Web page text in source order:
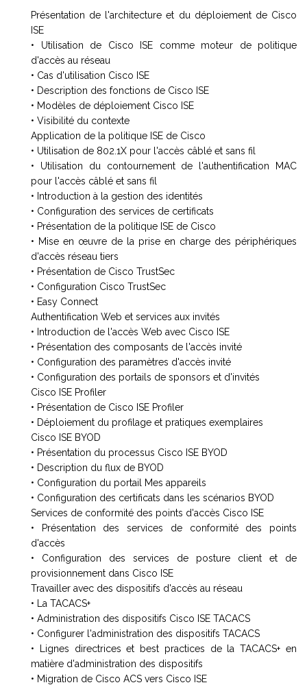
Présentation de l'architecture et du déploiement de Cisco
ISE
• Utilisation de Cisco ISE comme moteur de politique
d'accès au réseau
• Cas d'utilisation Cisco ISE
• Description des fonctions de Cisco ISE
• Modèles de déploiement Cisco ISE
• Visibilité du contexte
Application de la politique ISE de Cisco
• Utilisation de 802.1X pour l'accès câblé et sans fil
• Utilisation du contournement de l'authentification MAC
pour l'accès câblé et sans fil
• Introduction à la gestion des identités
• Configuration des services de certificats
• Présentation de la politique ISE de Cisco
• Mise en œuvre de la prise en charge des périphériques
d'accès réseau tiers
• Présentation de Cisco TrustSec
• Configuration Cisco TrustSec
• Easy Connect
Authentification Web et services aux invités
• Introduction de l'accès Web avec Cisco ISE
• Présentation des composants de l'accès invité
• Configuration des paramètres d'accès invité
• Configuration des portails de sponsors et d'invités
Cisco ISE Profiler
• Présentation de Cisco ISE Profiler
• Déploiement du profilage et pratiques exemplaires
Cisco ISE BYOD
• Présentation du processus Cisco ISE BYOD
• Description du flux de BYOD
• Configuration du portail Mes appareils
• Configuration des certificats dans les scénarios BYOD
Services de conformité des points d'accès Cisco ISE
• Présentation des services de conformité des points
d'accès
• Configuration des services de posture client et de
provisionnement dans Cisco ISE
Travailler avec des dispositifs d'accès au réseau
• La TACACS+
• Administration des dispositifs Cisco ISE TACACS
• Configurer l'administration des dispositifs TACACS
• Lignes directrices et best practices de la TACACS+ en
matière d'administration des dispositifs
• Migration de Cisco ACS vers Cisco ISE